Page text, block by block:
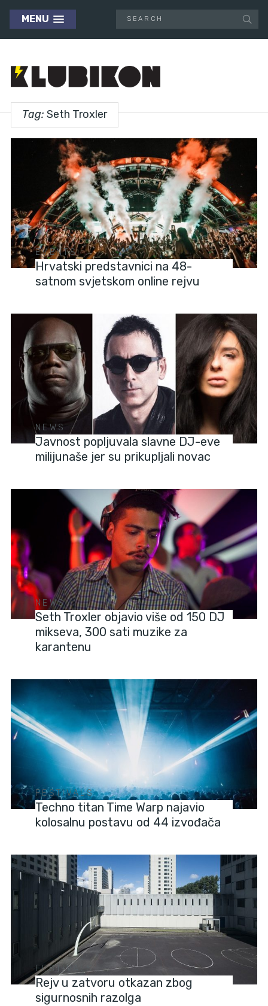
MENU
Tag: Seth Troxler
EVENTS
Hrvatski predstavnici na 48-
satnom svjetskom online rejvu
NEWS
Javnost popljuvala slavne DJ-eve
milijunaše jer su prikupljali novac
NEWS
Seth Troxler objavio više od 150 DJ
mikseva, 300 sati muzike za
karantenu
FESTIVALS
Techno titan Time Warp najavio
kolosalnu postavu od 44 izvođača
FESTIVALS
Rejv u zatvoru otkazan zbog
sigurnosnih razolga